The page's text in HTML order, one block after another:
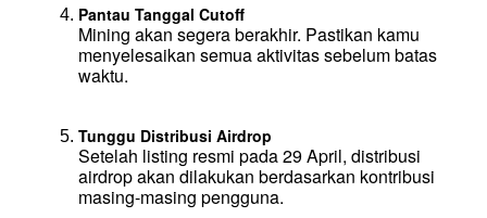
Pantau Tanggal Cutoff
Mining akan segera berakhir. Pastikan kamu
menyelesaikan semua aktivitas sebelum batas
waktu.
Tunggu Distribusi Airdrop
Setelah listing resmi pada 29 April, distribusi
airdrop akan dilakukan berdasarkan kontribusi
masing-masing pengguna.